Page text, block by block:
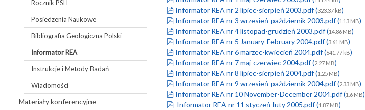
Rocznik PSH
Posiedzenia Naukowe
Bibliografia Geologiczna Polski
Informator REA
Instrukcje i Metody Badań
Wiadomości
Materiały konferencyjne
pdf
Informator REA nr 2 lipiec-sierpień 2003.pdf (323.37 kB)
pdf
Informator REA nr 3 wrzesień-październik 2003.pdf (1.13 MB)
pdf
Informator REA nr 4 listopad-grudzień 2003.pdf (14.86 MB)
pdf
Informator REA nr 5 January-February 2004.pdf (3.61 MB)
pdf
Informator REA nr 6 marzec-kwiecień 2004.pdf (641.77 kB)
pdf
Informator REA nr 7 maj-czerwiec 2004.pdf (2.27 MB)
pdf
Informator REA nr 8 lipiec-sierpień 2004.pdf (1.25 MB)
pdf
Informator REA nr 9 wrzesień-październik 2004.pdf (2.33 MB)
pdf
Informator REA nr 10 November-December 2004.pdf (1.6 MB)
pdf
Informator REA nr 11 styczeń-luty 2005.pdf (1.87 MB)